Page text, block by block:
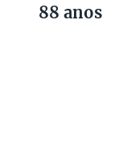
88 anos